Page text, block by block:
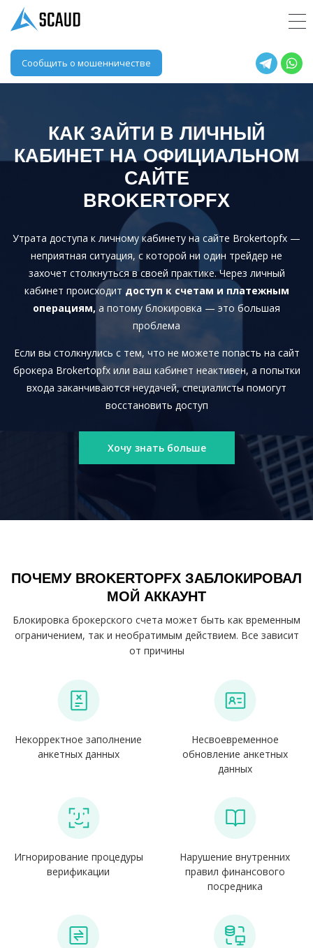
Сообщить о мошенничестве
КАК ЗАЙТИ В ЛИЧНЫЙ
КАБИНЕТ НА ОФИЦИАЛЬНОМ
САЙТЕ
BROKERTOPFX
Утрата доступа к личному кабинету на сайте Brokertopfx —
неприятная ситуация, с которой ни один трейдер не
захочет столкнуться в своей практике. Через личный
кабинет происходит доступ к счетам и платежным
операциям, а потому блокировка — это большая
проблема
Если вы столкнулись с тем, что не можете попасть на сайт
брокера Brokertopfx или ваш кабинет неактивен, а попытки
входа заканчиваются неудачей, специалисты помогут
восстановить доступ
Хочу знать больше
ПОЧЕМУ BROKERTOPFX ЗАБЛОКИРОВАЛ
МОЙ АККАУНТ
Блокировка брокерского счета может быть как временным
ограничением, так и необратимым действием. Все зависит
от причины
Некорректное заполнение
анкетных данных
Несвоевременное
обновление анкетных
данных
Игнорирование процедуры
верификации
Нарушение внутренних
правил финансового
посредника